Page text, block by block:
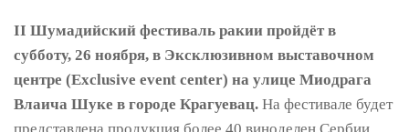
II Шумадийский фестиваль ракии пройдёт в
субботу, 26 ноября, в Эксклюзивном выставочном
центре (Exclusive event center) на улице Миодрага
Влаича Шуке в городе Крагуевац. На фестивале будет
представлена продукция более 40 виноделен Сербии.